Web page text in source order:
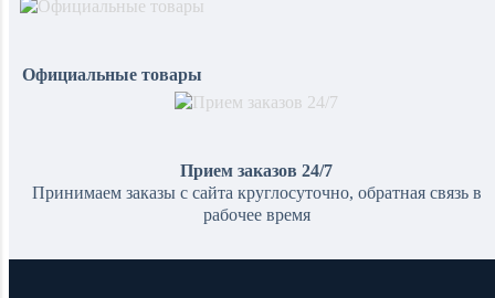
Официальные товары
Прием заказов 24/7
Принимаем заказы с сайта круглосуточно, обратная связь в
рабочее время